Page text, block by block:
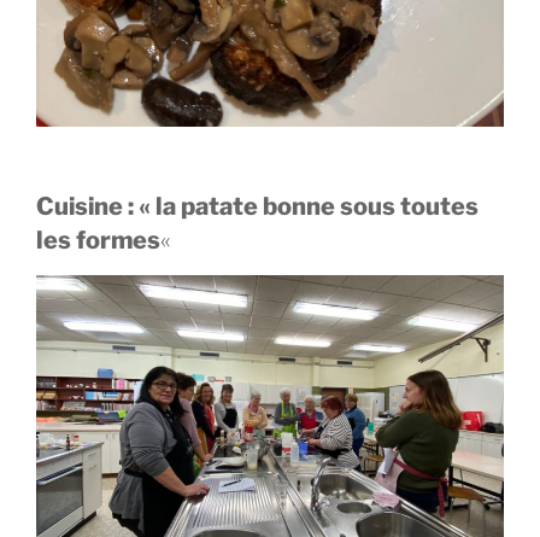
Cuisine : « la patate bonne sous toutes
les formes«